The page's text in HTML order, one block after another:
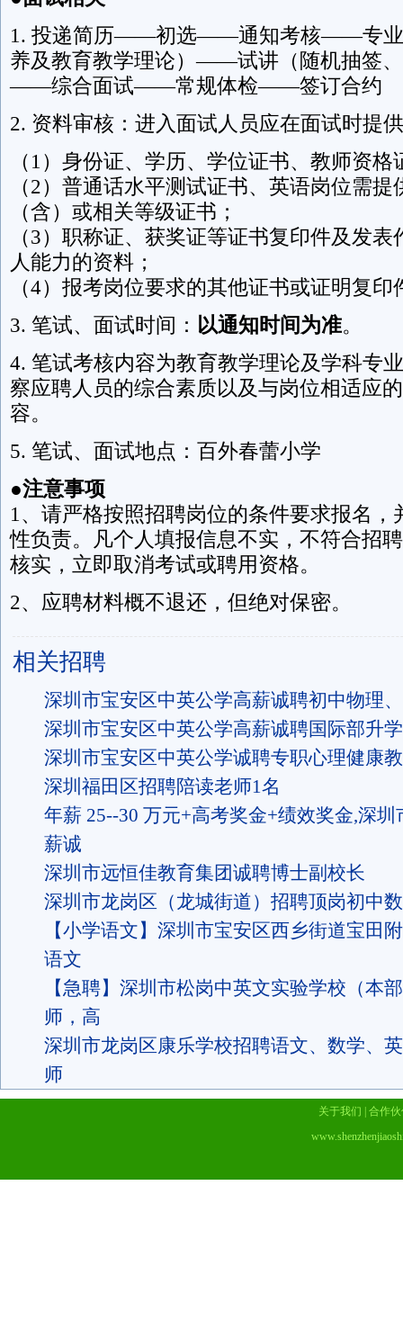
1. 投递简历——初选——通知考核——专业
养及教育教学理论）——试讲（随机抽签
——综合面试——常规体检——签订合约
2. 资料审核：进入面试人员应在面试时提
（1）身份证、学历、学位证书、教师资格
（2）普通话水平测试证书、英语岗位需
（含）或相关等级证书；
（3）职称证、获奖证等证书复印件及发
人能力的资料；
（4）报考岗位要求的其他证书或证明复印
3. 笔试、面试时间： 以通知时间为准。
4. 笔试考核内容为教育教学理论及学科专
察应聘人员的综合素质以及与岗位相适应
容。
5. 笔试、面试地点：百外春蕾小学
●注意事项
1、请严格按照招聘岗位的条件要求报名，
性负责。凡个人填报信息不实，不符合招
核实，立即取消考试或聘用资格。
2、应聘材料概不退还，但绝对保密。
相关招聘
深圳市宝安区中英公学高薪诚聘初中物理
深圳市宝安区中英公学高薪诚聘国际部升
深圳市宝安区中英公学诚聘专职心理健康
深圳福田区招聘陪读老师1名
年薪 25--30 万元+高考奖金+绩效奖金,深
薪诚
深圳市远恒佳教育集团诚聘博士副校长
深圳市龙岗区（龙城街道）招聘顶岗初中
【小学语文】深圳市宝安区西乡街道宝田
语文
【急聘】深圳市松岗中英文实验学校（本
师，高
深圳市龙岗区康乐学校招聘语文、数学、
师
关于我们
合作